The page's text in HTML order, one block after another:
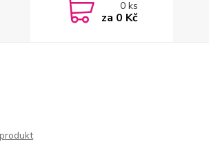
0ks
za 0 Kč